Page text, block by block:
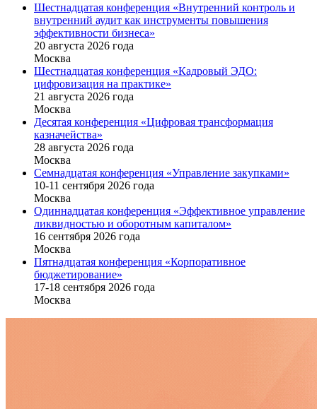
Шестнадцатая конференция «Внутренний контроль и
внутренний аудит как инструменты повышения
эффективности бизнеса»
20 августа 2026 года
Москва
Шестнадцатая конференция «Кадровый ЭДО:
цифровизация на практике»
21 августа 2026 года
Москва
Десятая конференция «Цифровая трансформация
казначейства»
28 августа 2026 года
Москва
Семнадцатая конференция «Управление закупками»
10-11 сентября 2026 года
Москва
Одиннадцатая конференция «Эффективное управление
ликвидностью и оборотным капиталом»
16 cентября 2026 года
Москва
Пятнадцатая конференция «Корпоративное
бюджетирование»
17-18 сентября 2026 года
Москва